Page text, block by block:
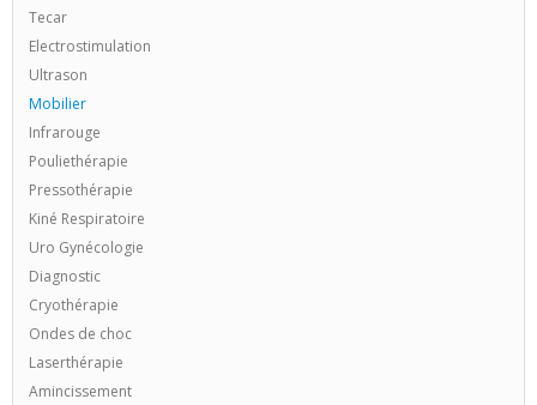
Tecar
Electrostimulation
Ultrason
Mobilier
Infrarouge
Pouliethérapie
Pressothérapie
Kiné Respiratoire
Uro Gynécologie
Diagnostic
Cryothérapie
Ondes de choc
Laserthérapie
Amincissement